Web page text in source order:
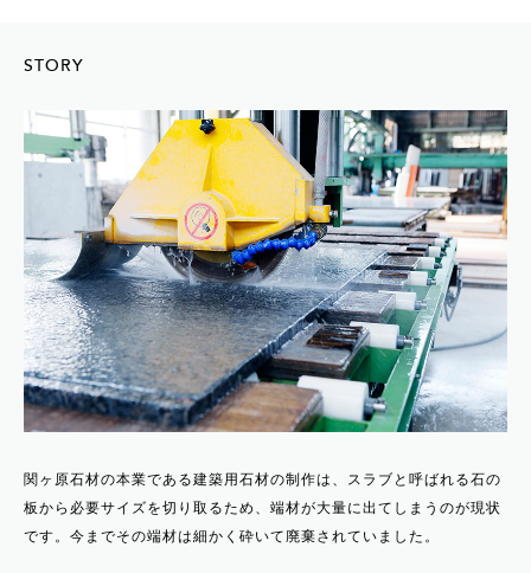
STORY
関ヶ原石材の本業である建築用石材の制作は、スラブと呼ばれる石の
板から必要サイズを切り取るため、端材が大量に出てしまうのが現状
です。今までその端材は細かく砕いて廃棄されていました。